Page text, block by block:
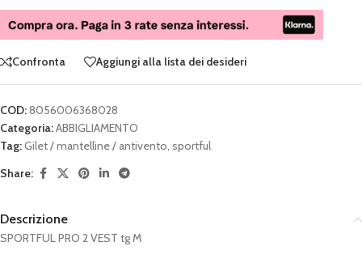
Confronta Aggiungi alla lista dei desideri
COD:8056006368028
Categoria:ABBIGLIAMENTO
Tag:Gilet / mantelline / antivento, sportful
Share:
Descrizione
SPORTFUL PRO 2 VEST tg M